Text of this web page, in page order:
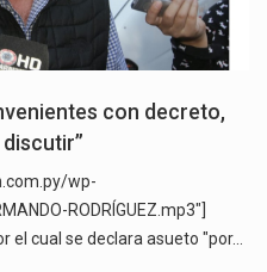
con decreto,
wp-
RODRÍGUEZ.mp3"]
el cual se declara asueto "por…